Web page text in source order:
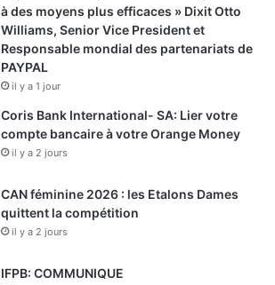
à des moyens plus efficaces » Dixit Otto
Williams, Senior Vice President et
Responsable mondial des partenariats de
PAYPAL
il y a 1 jour
Coris Bank International- SA: Lier votre
compte bancaire à votre Orange Money
il y a 2 jours
CAN féminine 2026 : les Etalons Dames
quittent la compétition
il y a 2 jours
IFPB: COMMUNIQUE